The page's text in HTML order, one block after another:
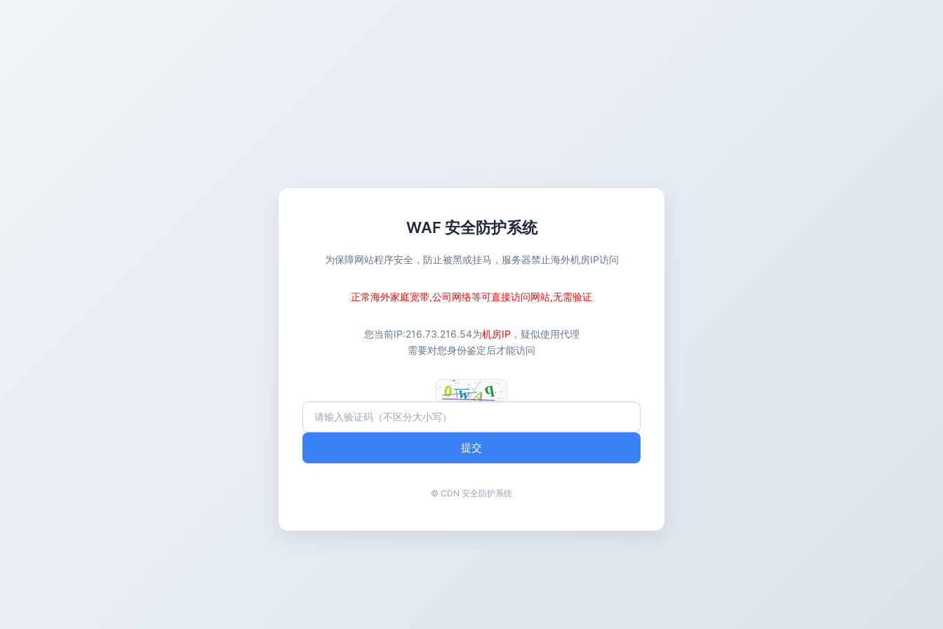
WAF 安全防护系统
为保障网站程序安全，防止被黑或挂马，服务器禁止海外机房IP访问
正常海外家庭宽带,公司网络等可直接访问网站,无需验证
您当前IP:216.73.216.54为机房IP ，疑似使用代理
需要对您身份鉴定后才能访问
提交
© CDN 安全防护系统